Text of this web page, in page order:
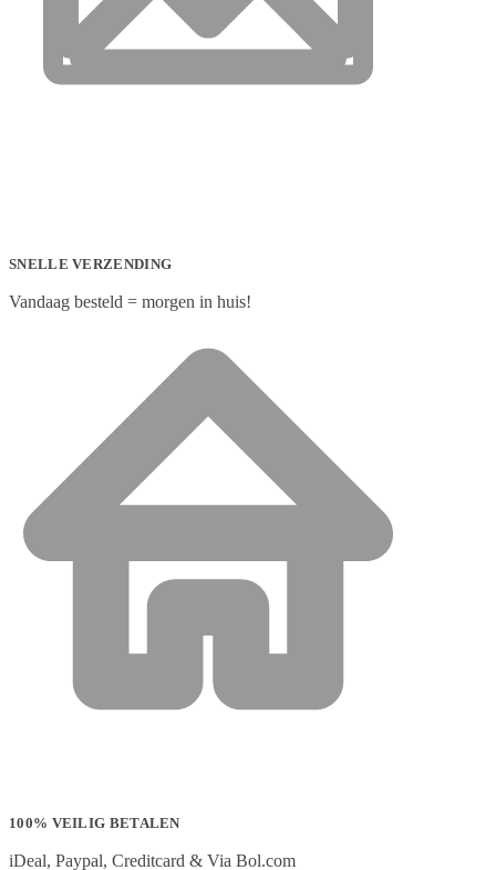
SNELLE VERZENDING
Vandaag besteld = morgen in huis!
100% VEILIG BETALEN
iDeal, Paypal, Creditcard & Via Bol.com